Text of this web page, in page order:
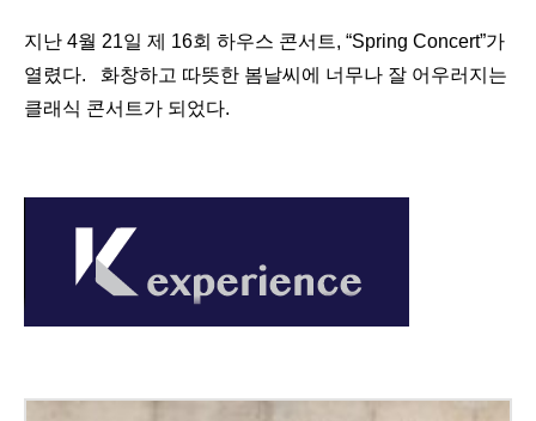
지난 4월 21일 제 16회 하우스 콘서트, “Spring Concert”가
열렸다. 화창하고 따뜻한 봄날씨에 너무나 잘 어우러지는
클래식 콘서트가 되었다.